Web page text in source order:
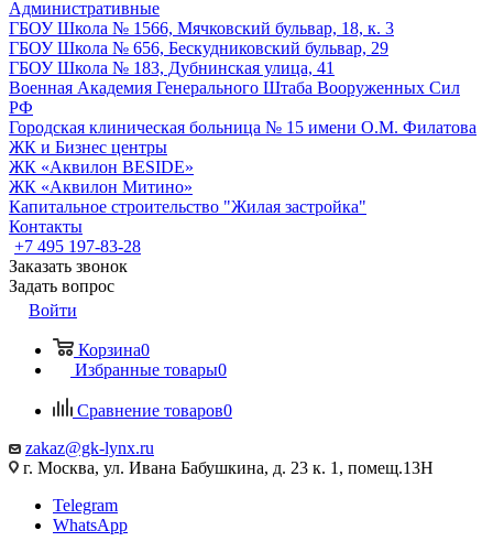
Административные
ГБОУ Школа № 1566, Мячковский бульвар, 18, к. 3
ГБОУ Школа № 656, Бескудниковский бульвар, 29
ГБОУ Школа № 183, Дубнинская улица, 41
Военная Академия Генерального Штаба Вооруженных Сил
РФ
Городская клиническая больница № 15 имени О.М. Филатова
ЖК и Бизнес центры
ЖК «Аквилон BESIDE»
ЖК «Аквилон Митино»
Капитальное строительство "Жилая застройка"
Контакты
+7 495 197-83-28
Заказать звонок
Задать вопрос
Войти
Корзина0
Избранные товары0
Сравнение товаров0
zakaz@gk-lynx.ru
г. Москва, ул. Ивана Бабушкина, д. 23 к. 1, помещ.13Н
Telegram
WhatsApp